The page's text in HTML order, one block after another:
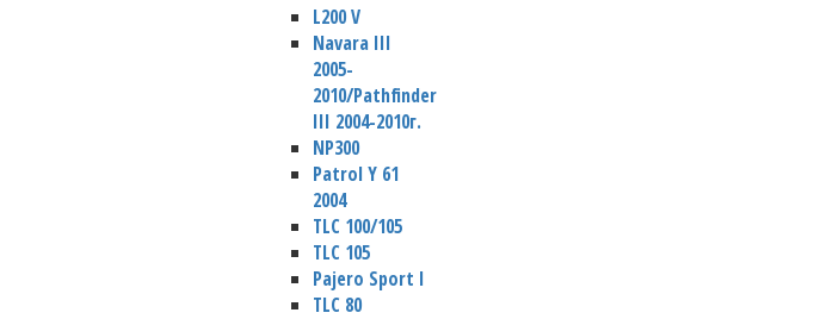
L200 V
Navara III
2005-
2010/Pathfinder
III 2004-2010г.
NP300
Patrol Y 61
2004
TLC 100/105
TLC 105
Pajero Sport I
TLC 80